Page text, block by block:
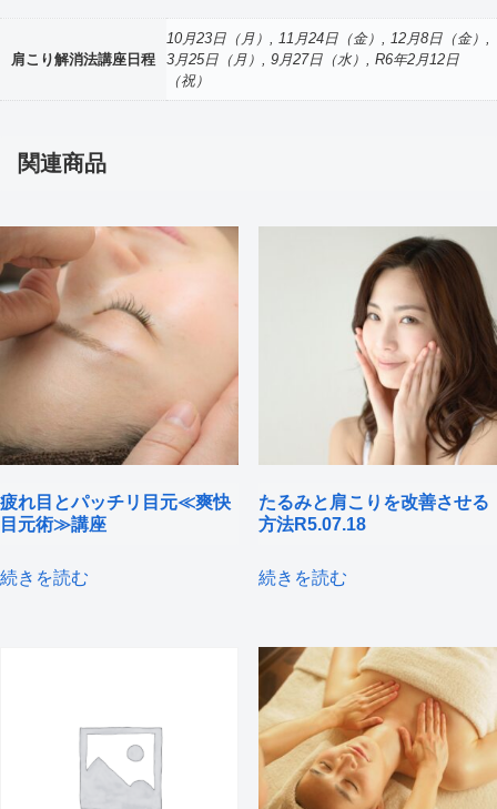
肩こり解消法講座日程
10月23日（月）, 11月24日（金）, 12月8日（金）,
3月25日（月）, 9月27日（水）, R6年2月12日
（祝）
関連商品
疲れ目とパッチリ目元≪爽快
目元術≫講座
続きを読む
たるみと肩こりを改善させる
方法R5.07.18
続きを読む